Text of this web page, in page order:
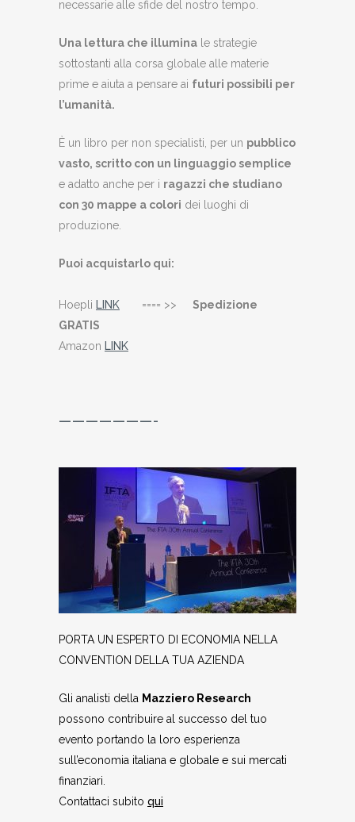
necessarie alle sfide del nostro tempo.
Una lettura che illumina le strategie
sottostanti alla corsa globale alle materie
prime e aiuta a pensare ai futuri possibili per
l’umanità.
È un libro per non specialisti, per un pubblico
vasto, scritto con un linguaggio semplice
e adatto anche per i ragazzi che studiano
con 30 mappe a colori dei luoghi di
produzione.
Puoi acquistarlo qui:
Hoepli LINK ==== >> Spedizione
GRATIS
Amazon LINK
———————-
PORTA UN ESPERTO DI ECONOMIA NELLA
CONVENTION DELLA TUA AZIENDA
Gli analisti della Mazziero Research
possono contribuire al successo del tuo
evento portando la loro esperienza
sull’economia italiana e globale e sui mercati
finanziari.
Contattaci subito qui